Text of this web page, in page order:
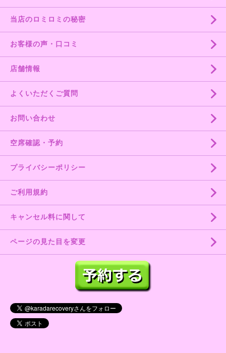
当店のロミロミの秘密
お客様の声・口コミ
店舗情報
よくいただくご質問
お問い合わせ
空席確認・予約
プライバシーポリシー
ご利用規約
キャンセル料に関して
ページの見た目を変更